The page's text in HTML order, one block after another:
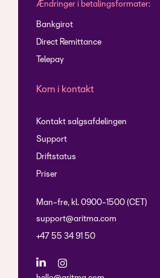
Ændringer i betalingsformater:
Bankgirot
Direct Remittance
Telepay
Kom i kontakt
Kontakt salgsafdelingen
Support
Driftstatus
Priser
Man-fre, kl. 0900-1500 (CET)
support@aritma.com
+47 55 34 91 50